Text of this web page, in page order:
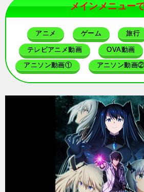
メインメニュー
アニメ ゲーム 旅行
テレビアニメ動画 OVA動画
アニソン動画① アニソン動画②